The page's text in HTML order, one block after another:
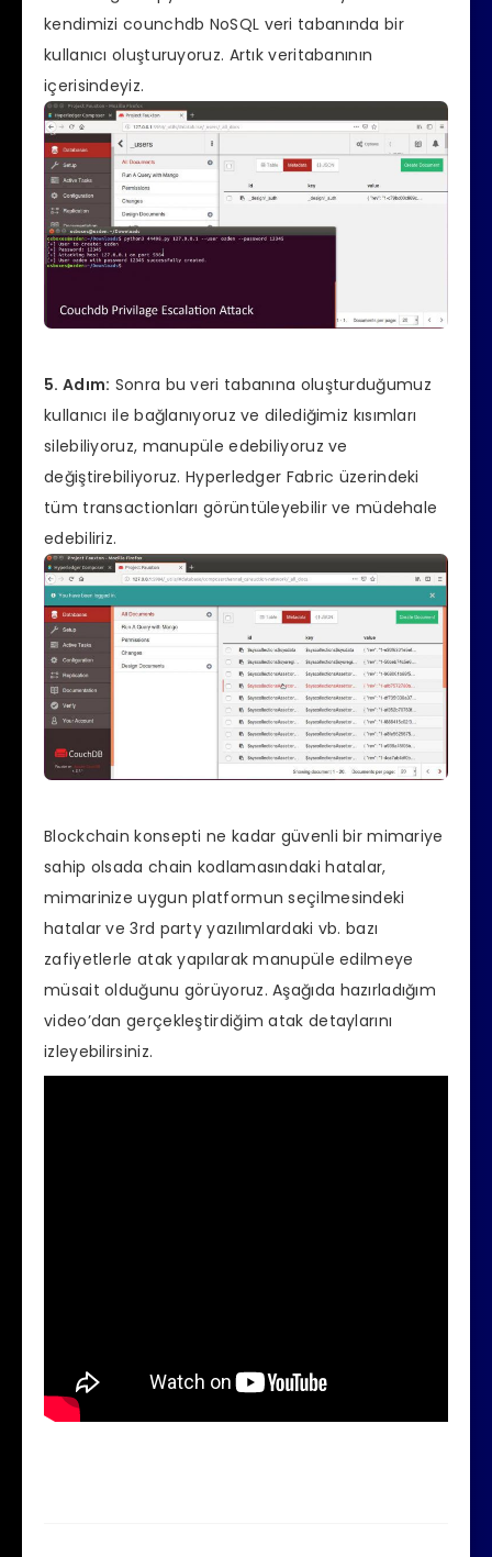
kendimizi counchdb NoSQL veri tabanında bir
kullanıcı oluşturuyoruz. Artık veritabanının
içerisindeyiz.
5. Adım: Sonra bu veri tabanına oluşturduğumuz
kullanıcı ile bağlanıyoruz ve dilediğimiz kısımları
silebiliyoruz, manupüle edebiliyoruz ve
değiştirebiliyoruz. Hyperledger Fabric üzerindeki
tüm transactionları görüntüleyebilir ve müdehale
edebiliriz.
Blockchain konsepti ne kadar güvenli bir mimariye
sahip olsada chain kodlamasındaki hatalar,
mimarinize uygun platformun seçilmesindeki
hatalar ve 3rd party yazılımlardaki vb. bazı
zafiyetlerle atak yapılarak manupüle edilmeye
müsait olduğunu görüyoruz. Aşağıda hazırladığım
video’dan gerçekleştirdiğim atak detaylarını
izleyebilirsiniz.